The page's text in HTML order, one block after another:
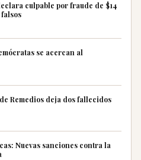
culpable por fraude de $14
se acercan al
Remedios deja dos fallecidos
Nuevas sanciones contra la